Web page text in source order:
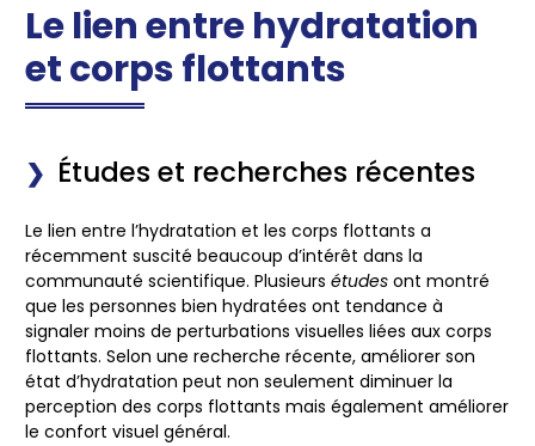
Le lien entre hydratation
et corps flottants
Études et recherches récentes
Le lien entre l’hydratation et les corps flottants a
récemment suscité beaucoup d’intérêt dans la
communauté scientifique. Plusieurs études ont montré
que les personnes bien hydratées ont tendance à
signaler moins de perturbations visuelles liées aux corps
flottants. Selon une recherche récente, améliorer son
état d’hydratation peut non seulement diminuer la
perception des corps flottants mais également améliorer
le confort visuel général.